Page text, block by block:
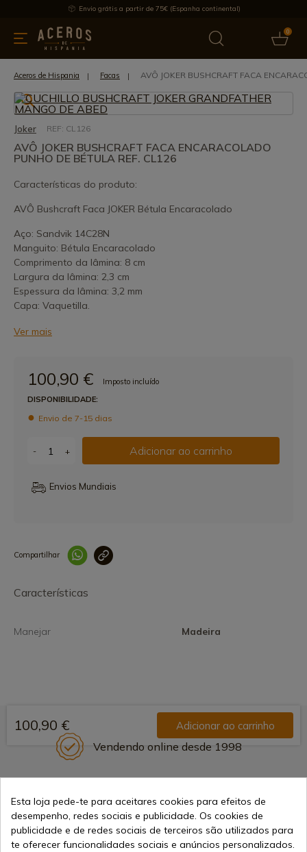
Envio grátis a partir de 75€ (Espanha continental)
0
& Utensílios de cozinha Oferece Últimas notícias
Aceros de Hispania Facas AVÔ JOKER BUSHCRAFT FACA
Joker REF: CL126
AVÔ JOKER BUSHCRAFT FACA ENCARACOLADO
PUNHO DE BÉTULA REF. CL126
Características do produto:
AVÔ Bushcraft Faca JOKER Bétula Encaracolado
Aço: Sandvik 14C28N
Manguito: Bétula Encaracolado
Comprimento da lâmina: 8 cm
Largura da lâmina: 2,3 cm
Espessura da lâmina: 3,2 mm
Capa: Vaquetilla.
Ver mais
100,90 €
Imposto incluído
DISPONIBILIDADE:
Envio de 7-15 dias
- + Adicionar ao carrinho
Envios Mundiais
Compartilhar
Características
Manejar Madeira
100,90 € Adicionar ao carrinho
Vendendo online desde 1998
Métodos de Pagamento
Seguros
Esta loja pede-te para aceitares cookies para efeitos de
desempenho, redes sociais e publicidade. Os cookies de
publicidade e de redes sociais de terceiros são utilizados para
te oferecer funcionalidades sociais e anúncios personalizados.